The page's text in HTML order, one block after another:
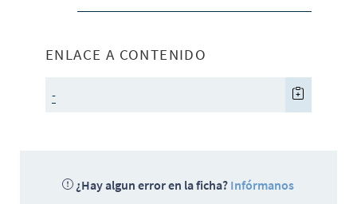
ENLACE A CONTENIDO
-
¿Hay algun error en la ficha? Infórmanos